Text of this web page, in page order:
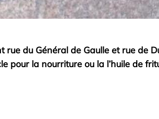
rue du Général de Gaulle et rue de
pour la nourriture ou la l’huile de